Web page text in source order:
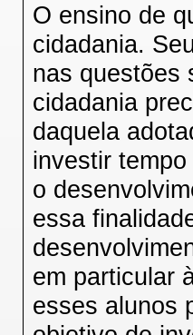
O ensino de
cidadania.
nas questões
cidadania
daquela
investir
o
essa
em particular
esses alunos